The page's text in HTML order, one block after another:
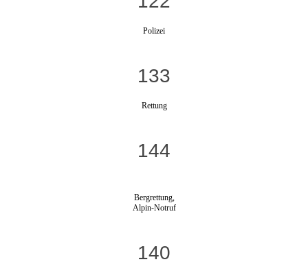
Polizei
133
Rettung
144
Bergrettung,
Alpin-Notruf
140